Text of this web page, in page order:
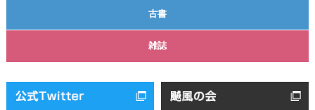
古書
雑誌